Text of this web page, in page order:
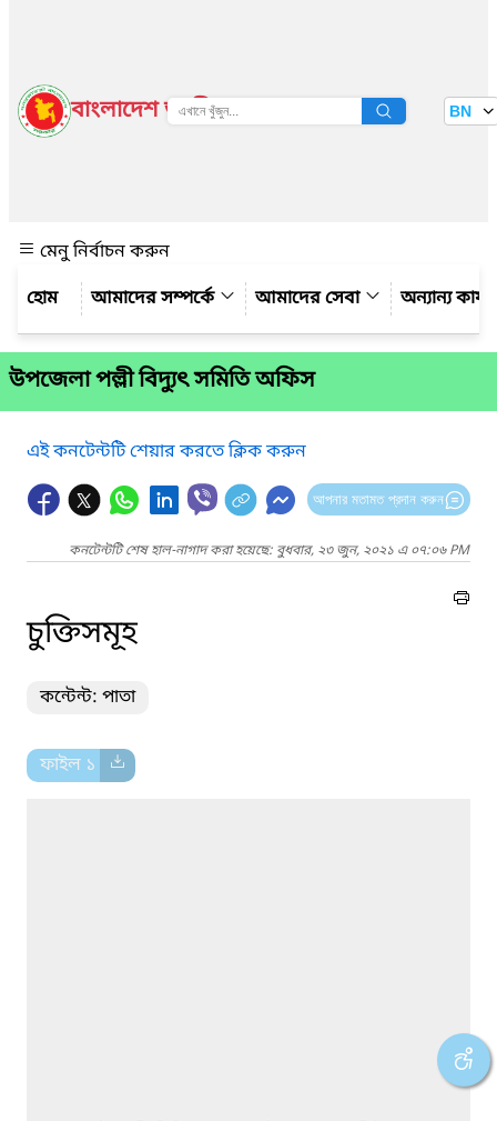
বাংলাদেশ জাতীয় তথ্য বাতায়ন BN
মেনু নির্বাচন করুন
আমাদের সম্পর্কে
আমাদের সেবা অন্যান্য
উপজেলা পল্লী বিদ্যুৎ সমিতি অফিস
এই কনটেন্টটি শেয়ার করতে ক্লিক করুন
আপনার মতামত প্রদান করুন
কনটেন্টটি শেষ হাল-নাগাদ করা হয়েছে: বুধবার, ২৩ জুন, ২০২১ এ ০৭:০৬ PM
চুক্তিসমূহ
কন্টেন্ট: পাতা
ফাইল ১